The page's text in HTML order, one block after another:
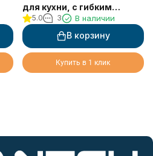
для кухни, с гибким
изливом, коричневый
5.0 3 В наличии
В корзину
Купить в 1 клик